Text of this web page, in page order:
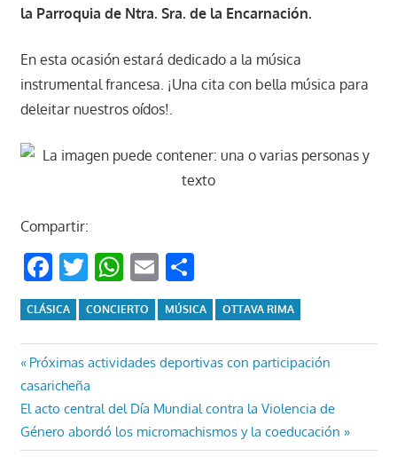
la Parroquia de Ntra. Sra. de la Encarnación.
En esta ocasión estará dedicado a la música
instrumental francesa. ¡Una cita con bella música para
deleitar nuestros oídos!.
Compartir:
Facebook
Twitter
WhatsApp
EmailCompartir
CLÁSICA CONCIERTO MÚSICA OTTAVA RIMA
Navegación
de
entradas
Entrada
anterior:
Próximas actividades deportivas con participación
casaricheña
Entrada
siguiente:
El acto central del Día Mundial contra la Violencia de
Género abordó los micromachismos y la coeducación